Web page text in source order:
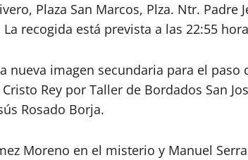
Plaza San Marcos, Plza. Ntr. Padre
recogida está prevista a las 22:55
nueva imagen secundaria para el paso
Rey por Taller de Bordados San
Rosado Borja.
Moreno en el misterio y Manuel